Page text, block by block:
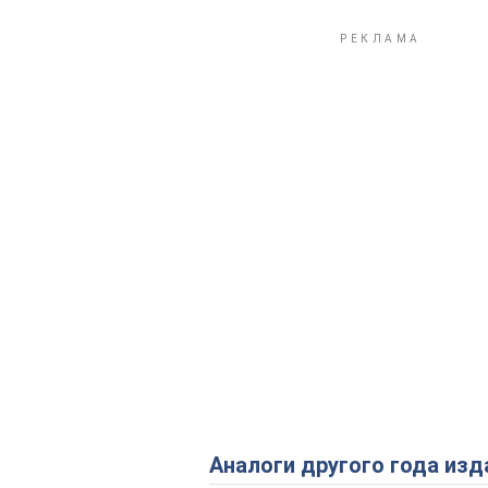
Аналоги другого года